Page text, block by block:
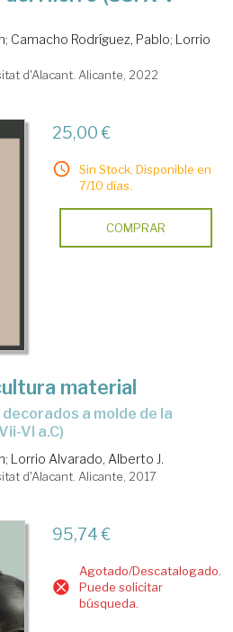
; Camacho Rodríguez, Pablo; Lorrio
d'Alacant. Alicante, 2022
25,00 €
Sin Stock. Disponible en
7/10 días.
COMPRAR
material
VI a.C)
; Lorrio Alvarado, Alberto J.
d'Alacant. Alicante, 2017
95,74 €
Agotado/Descatalogado.
Puede solicitar
búsqueda.